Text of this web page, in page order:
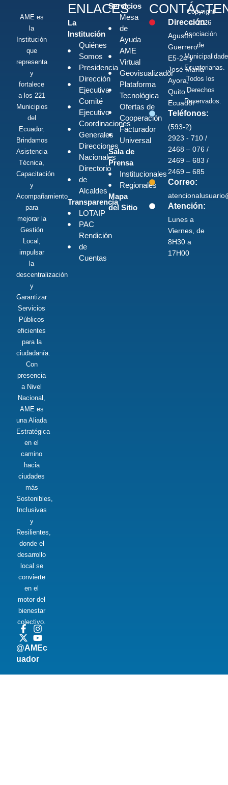
AME es
la
Institución
que
representa
y
fortalece
a los 221
Municipios
del
Ecuador.
Brindamos
Asistencia
Técnica,
Capacitación
y
Acompañamiento
para
mejorar la
Gestión
Local,
impulsar
la
descentralización
y
Garantizar
Servicios
Públicos
eficientes
para la
ciudadanía.
Con
presencia
a Nivel
Nacional,
AME es
una Aliada
Estratégica
en el
camino
hacia
ciudades
más
Sostenibles,
Inclusivas
y
Resilientes,
donde el
desarrollo
local se
convierte
en el
motor del
bienestar
colectivo.
@AMEc
uador
ENLACES
La
Institución
Quiénes
Somos
Presidencia
Dirección
Ejecutiva
Comité
Ejecutivo
Coordinaciones
Generales
Direcciones
Nacionales
Directorio
de
Alcaldes
Transparencia
LOTAIP
PAC
Rendición
de
Cuentas
Servicios
Mesa
de
Ayuda
AME
Virtual
Geovisualizador
Plataforma
Tecnológica
Ofertas de
Cooperación
Facturador
Universal
Sala de
Prensa
Institucionales
Regionales
Mapa
del Sitio
Dirección:
Agustín
Guerrero
E5-24 y
José María
Ayora,
Quito -
Ecuador
Teléfonos:
(593-2)
2923 - 710 /
2468 – 076 /
2469 – 683 /
2469 – 685
Correo:
Atención:
Lunes a
Viernes, de
8H30 a
17H00
Copyright
© 2026
Asociación
de
Ecuatorianas.
Todos los
Derechos
Reservados.